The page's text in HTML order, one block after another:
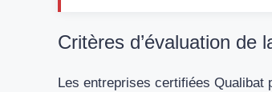
Critères d’évaluation de
Les entreprises certifiées Qualibat